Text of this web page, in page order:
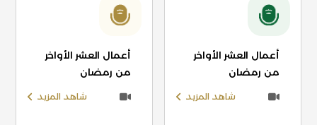
أعمال العشر الأواخر
من رمضان
شاهد المزيد
أعمال العشر الأواخر
من رمضان
شاهد المزيد